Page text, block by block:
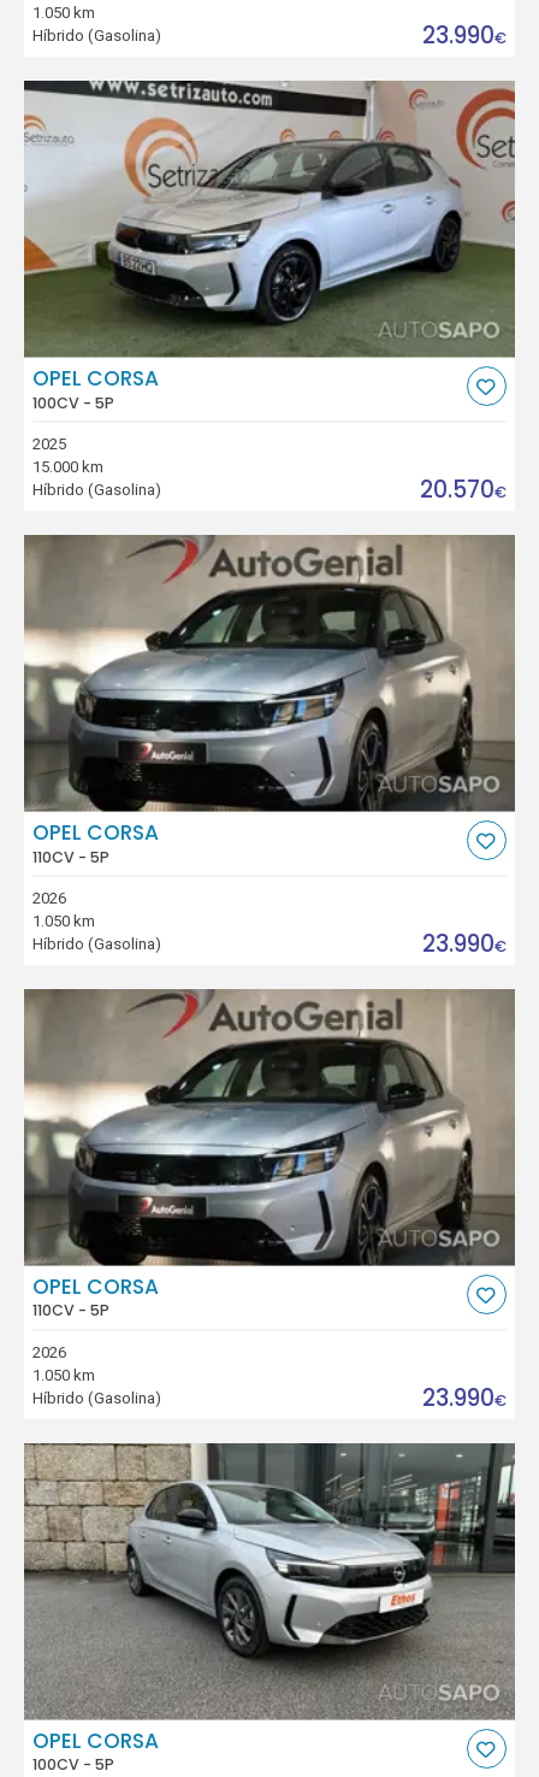
1.050 km
Híbrido (Gasolina)
23.990€
OPEL CORSA
100CV - 5P
2025
15.000 km
Híbrido (Gasolina)
20.570€
OPEL CORSA
110CV - 5P
2026
1.050 km
Híbrido (Gasolina)
23.990€
OPEL CORSA
110CV - 5P
2026
1.050 km
Híbrido (Gasolina)
23.990€
OPEL CORSA
100CV - 5P